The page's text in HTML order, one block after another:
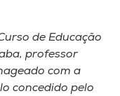
de Educação
professor
com a
concedido pelo